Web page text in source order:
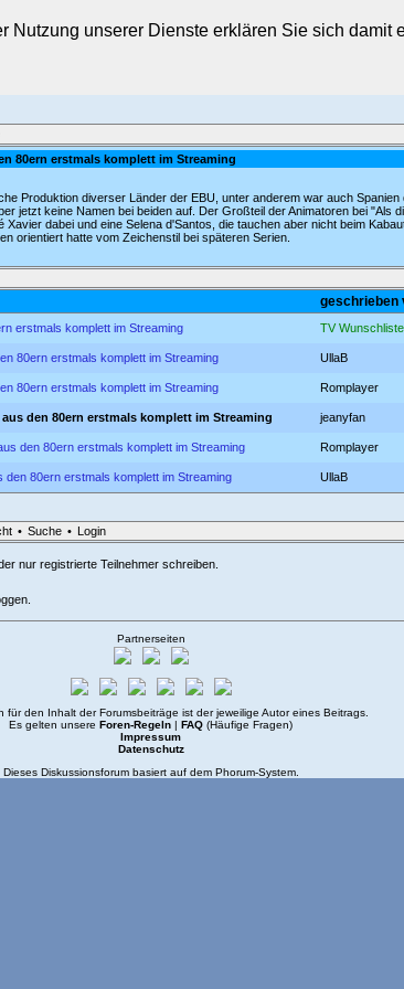
unserer Dienste erklären Sie sich damit
80ern erstmals komplett im Streaming
Produktion diverser Länder der EBU, unter anderem war auch Spanien
jetzt keine Namen bei beiden auf. Der Großteil der Animatoren bei "Als
dabei und eine Selena d'Santos, die tauchen aber nicht beim
orientiert hatte vom Zeichenstil bei späteren Serien.
geschrieben
erstmals komplett im Streaming TV Wunschliste
80ern erstmals komplett im Streaming UllaB
80ern erstmals komplett im Streaming Romplayer
den 80ern erstmals komplett im Streaming jeanyfan
den 80ern erstmals komplett im Streaming Romplayer
80ern erstmals komplett im Streaming UllaB
• Suche • Login
nur registrierte Teilnehmer schreiben.
Partnerseiten
für den Inhalt der Forumsbeiträge ist der jeweilige Autor eines Beitrags.
Es gelten unsere Foren-Regeln FAQ (Häufige Fragen)
Impressum
Datenschutz
Dieses Diskussionsforum basiert auf dem Phorum-System.